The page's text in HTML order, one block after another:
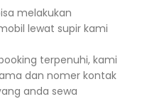
melakukan
lewat supir kami
terpenuhi, kami
dan nomer kontak
anda sewa